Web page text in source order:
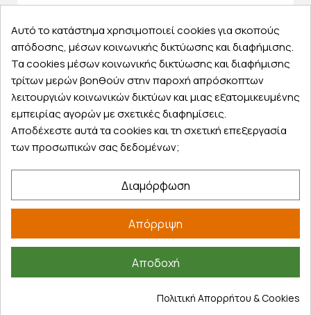
Εξυπηρέτηση πελατών
Λογαριασμός
Τα αγαπημένα μου
Τρόποι παραγγελίας
Τρόποι πληρωμής
Έξοδα αποστολής
Επιστροφές προϊοντων
Εξέλιξη παραγγελίας
Σχετικά με εμάς
Αυτό το κατάστημα χρησιμοποιεί cookies για σκοπούς
απόδοσης, μέσων κοινωνικής δικτύωσης και διαφήμισης.
Τα cookies μέσων κοινωνικής δικτύωσης και διαφήμισης
τρίτων μερών βοηθούν στην παροχή απρόσκοπτων
λειτουργιών κοινωνικών δικτύων και μιας εξατομικευμένης
εμπειρίας αγορών με σχετικές διαφημίσεις.
Αποδέχεστε αυτά τα cookies και τη σχετική επεξεργασία
των προσωπικών σας δεδομένων;
Διαμόρφωση
Απόρριψη
Αποδοχή
Πολιτική Απορρήτου & Cookies